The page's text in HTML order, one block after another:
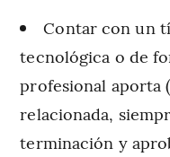
Contar con un
tecnológica o de
profesional aporta
relacionada,
terminación y